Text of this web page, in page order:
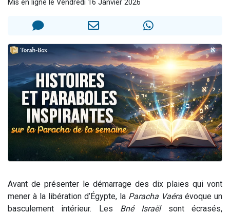
2 nouvelles musiques dans Torah-Box Music
6 personnes viennent de nous rejoindre sur WhatsApp
Mis en ligne le Vendredi 16 Janvier 2026
Avant de présenter le démarrage des dix plaies qui vont
mener à la libération d’Égypte, la Paracha Vaéra évoque un
basculement intérieur. Les Bné Israëlsont écrasés,